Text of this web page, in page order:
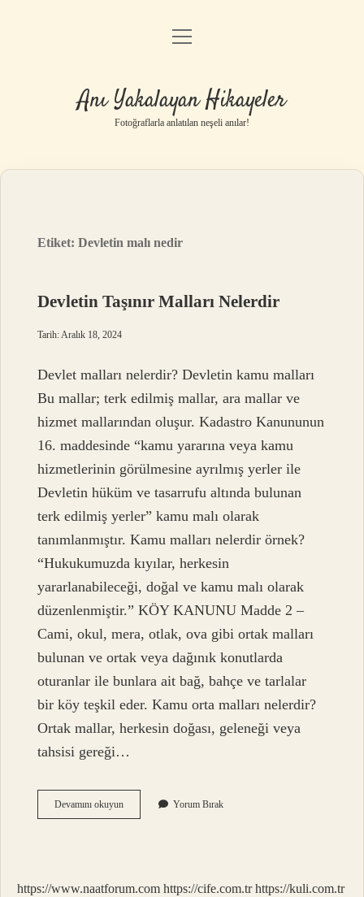
Anasayfa
Yasal Uyarı
menüyü
Anı Yakalayan Hikayeler
Fotoğraflarla anlatılan neşeli anılar!
Etiket:Devletin malı nedir
Devletin Taşınır Malları Nelerdir
Tarih: Aralık 18, 2024
Devlet malları nelerdir? Devletin kamu malları
Bu mallar; terk edilmiş mallar, ara mallar ve
hizmet mallarından oluşur. Kadastro Kanununun
16. maddesinde “kamu yararına veya kamu
hizmetlerinin görülmesine ayrılmış yerler ile
Devletin hüküm ve tasarrufu altında bulunan
terk edilmiş yerler” kamu malı olarak
tanımlanmıştır. Kamu malları nelerdir örnek?
“Hukukumuzda kıyılar, herkesin
yararlanabileceği, doğal ve kamu malı olarak
düzenlenmiştir.” KÖY KANUNU Madde 2 –
Cami, okul, mera, otlak, ova gibi ortak malları
bulunan ve ortak veya dağınık konutlarda
oturanlar ile bunlara ait bağ, bahçe ve tarlalar
bir köy teşkil eder. Kamu orta malları nelerdir?
Ortak mallar, herkesin doğası, geleneği veya
tahsisi gereği…
Devamını okuyunDevletin
Taşınır
Yorum Bırak
https://www.naatforum.com https://cife.com.tr https://kuli.com.tr